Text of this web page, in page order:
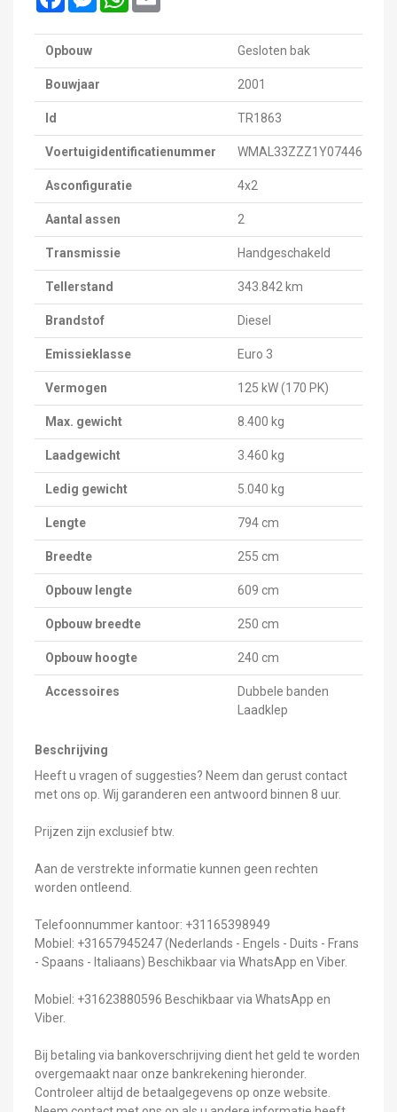
Opbouw Gesloten bak
Bouwjaar 2001
Id TR1863
Voertuigidentificatienummer WMAL33ZZZ1Y074462
Asconfiguratie 4x2
Aantal assen 2
Transmissie Handgeschakeld
Tellerstand 343.842 km
Brandstof Diesel
Emissieklasse Euro 3
Vermogen 125 kW (170 PK)
Max. gewicht 8.400 kg
Laadgewicht 3.460 kg
Ledig gewicht 5.040 kg
Lengte 794 cm
Breedte 255 cm
Opbouw lengte 609 cm
Opbouw breedte 250 cm
Opbouw hoogte 240 cm
Accessoires
Dubbele banden
Laadklep
Beschrijving
Heeft u vragen of suggesties? Neem dan gerust contact
met ons op. Wij garanderen een antwoord binnen 8 uur.
Prijzen zijn exclusief btw.
Aan de verstrekte informatie kunnen geen rechten
worden ontleend.
Telefoonnummer kantoor: +31165398949
Mobiel: +31657945247 (Nederlands - Engels - Duits - Frans
- Spaans - Italiaans) Beschikbaar via WhatsApp en Viber.
Mobiel: +31623880596 Beschikbaar via WhatsApp en
Viber.
Bij betaling via bankoverschrijving dient het geld te worden
overgemaakt naar onze bankrekening hieronder.
Controleer altijd de betaalgegevens op onze website.